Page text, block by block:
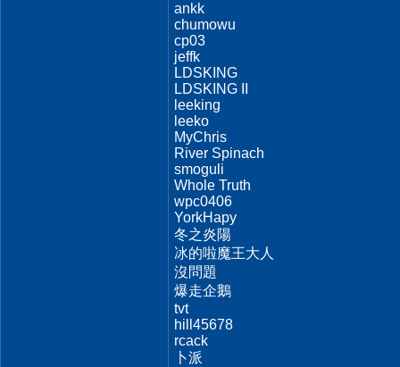
ankk
chumowu
cp03
jeffk
LDSKING
LDSKING II
leeking
leeko
MyChris
River Spinach
smoguli
Whole Truth
wpc0406
YorkHapy
冬之炎陽
冰的啦魔王大人
沒問題
爆走企鵝
tvt
hill45678
rcack
卜派